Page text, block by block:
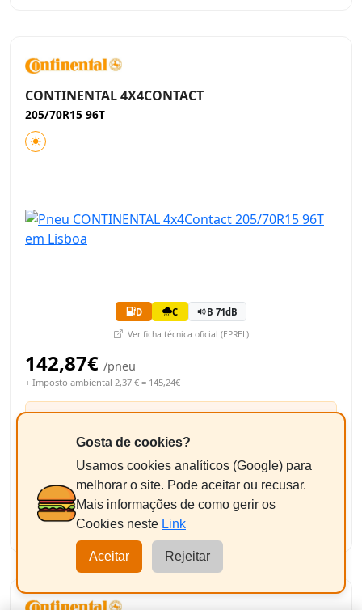
CONTINENTAL 4X4CONTACT
205/70R15 96T
D C B 71dB
Ver ficha técnica oficial (EPREL)
142,87€ /pneu
+ Imposto ambiental 2,37 € = 145,24€
Equilibragem + Válvula
Pneus até 17"
Total Estimado:
290,48€
-
2 +
Gosta de cookies?
Usamos cookies analíticos (Google) para
melhorar o site. Pode aceitar ou recusar.
Mais informações de como gerir os
Cookies neste Link
Aceitar Rejeitar